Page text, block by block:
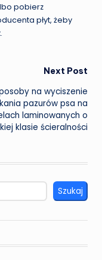
pobierz
płyt, żeby
Next Post
na wyciszenie
pazurów psa na
laminowanych o
klasie ścieralności
Szukaj